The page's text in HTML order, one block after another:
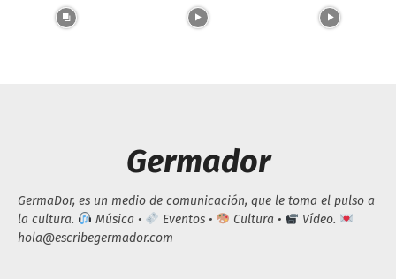
Germador
GermaDor, es un medio de comunicación, que le toma el pulso a
la cultura.
Música • Eventos • Cultura •
Vídeo.
hola@escribegermador.com